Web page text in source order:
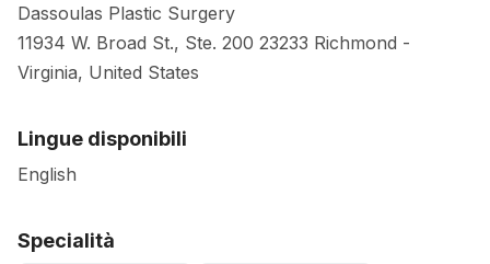
Dassoulas Plastic Surgery
11934 W. Broad St., Ste. 200 23233 Richmond -
Virginia, United States
Lingue disponibili
English
Specialità